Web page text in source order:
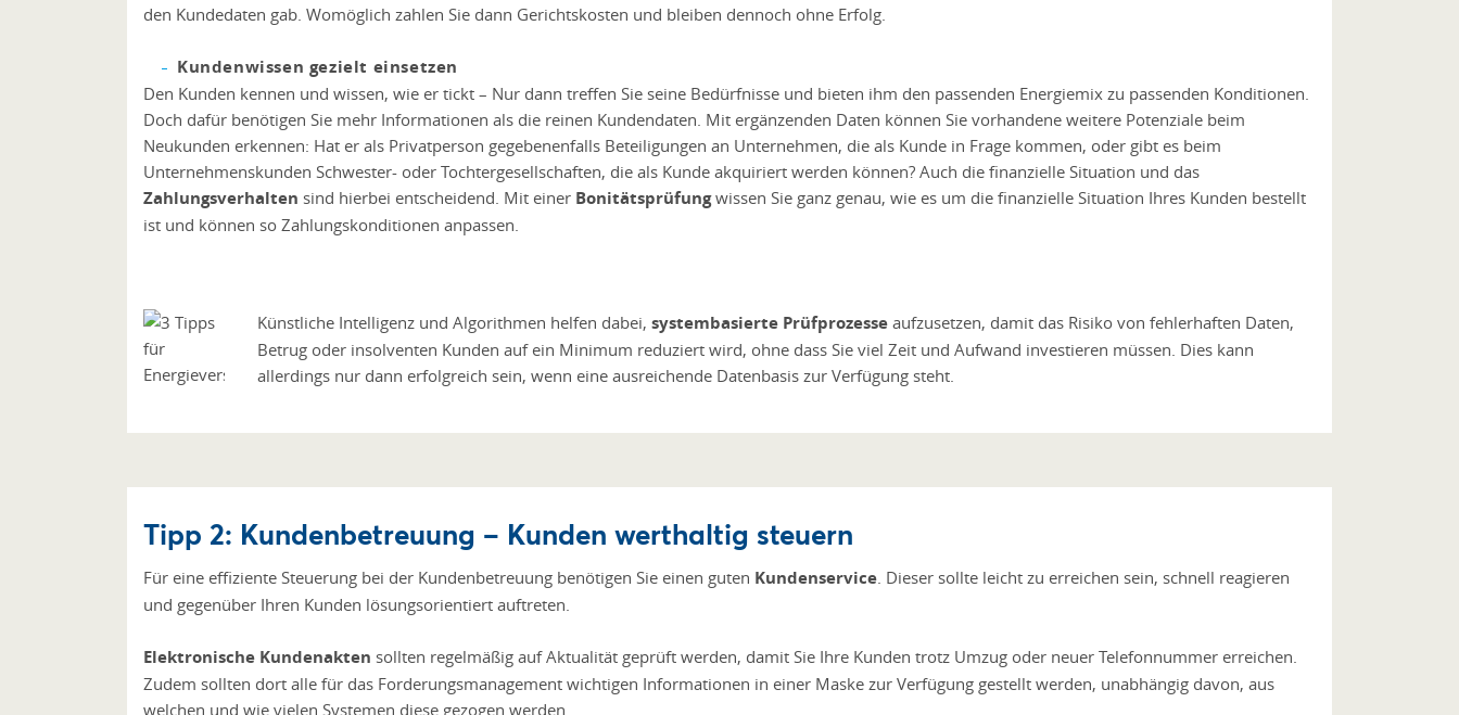
den Kundedaten gab. Womöglich zahlen Sie dann Gerichtskosten und bleiben dennoch ohne Erfolg.
Kundenwissen gezielt einsetzen
Den Kunden kennen und wissen, wie er tickt – Nur dann treffen Sie seine Bedürfnisse und bieten ihm den passenden Energiemix zu passenden Konditionen.
Doch dafür benötigen Sie mehr Informationen als die reinen Kundendaten. Mit ergänzenden Daten können Sie vorhandene weitere Potenziale beim
Neukunden erkennen: Hat er als Privatperson gegebenenfalls Beteiligungen an Unternehmen, die als Kunde in Frage kommen, oder gibt es beim
Unternehmenskunden Schwester- oder Tochtergesellschaften, die als Kunde akquiriert werden können? Auch die finanzielle Situation und das
Zahlungsverhalten sind hierbei entscheidend. Mit einer Bonitätsprüfungwissen Sie ganz genau, wie es um die finanzielle Situation Ihres Kunden bestellt
ist und können so Zahlungskonditionen anpassen.
Künstliche Intelligenz und Algorithmen helfen dabei, systembasierte Prüfprozesse aufzusetzen, damit das Risiko von fehlerhaften Daten,
Betrug oder insolventen Kunden auf ein Minimum reduziert wird, ohne dass Sie viel Zeit und Aufwand investieren müssen. Dies kann
allerdings nur dann erfolgreich sein, wenn eine ausreichende Datenbasis zur Verfügung steht.
Tipp 2: Kundenbetreuung – Kunden werthaltig steuern
Für eine effiziente Steuerung bei der Kundenbetreuung benötigen Sie einen guten Kundenservice. Dieser sollte leicht zu erreichen sein, schnell reagieren
und gegenüber Ihren Kunden lösungsorientiert auftreten.
Elektronische Kundenakten sollten regelmäßig auf Aktualität geprüft werden, damit Sie Ihre Kunden trotz Umzug oder neuer Telefonnummer erreichen.
Zudem sollten dort alle für das Forderungsmanagement wichtigen Informationen in einer Maske zur Verfügung gestellt werden, unabhängig davon, aus
welchen und wie vielen Systemen diese gezogen werden.